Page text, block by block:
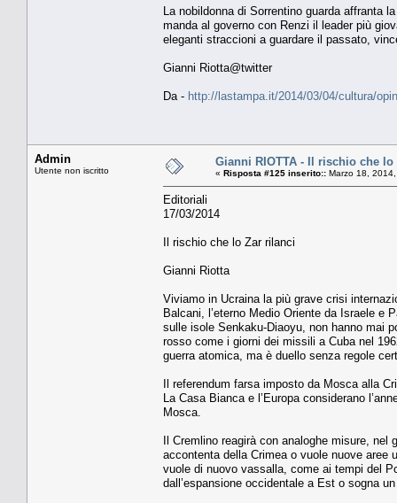
La nobildonna di Sorrentino guarda affranta
manda al governo con Renzi il leader più
eleganti straccioni a guardare il passato,
Gianni Riotta@twitter
Da - http://lastampa.it/2014/03/04/cultura/
Admin
Utente non iscritto
Gianni RIOTTA - Il rischio che
« Risposta #125 inserito:: Marzo 18,
Editoriali
17/03/2014
Il rischio che lo Zar rilanci
Gianni Riotta
Viviamo in Ucraina la più grave crisi
Balcani, l’eterno Medio Oriente da Israele e
sulle isole Senkaku-Diaoyu, non hanno mai
rosso come i giorni dei missili a Cuba nel
guerra atomica, ma è duello senza regole
Il referendum farsa imposto da Mosca alla
La Casa Bianca e l’Europa considerano
Mosca.
Il Cremlino reagirà con analoghe misure,
accontenta della Crimea o vuole nuove
vuole di nuovo vassalla, come ai tempi del
dall’espansione occidentale a Est o sogna